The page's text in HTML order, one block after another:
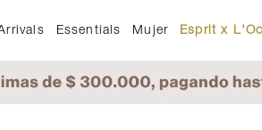
Essentials Mujer Esprit x